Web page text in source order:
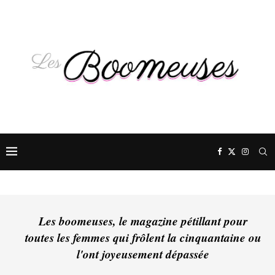
Les boomeuses, le magazine pétillant pour
toutes les femmes qui frôlent la cinquantaine ou
l'ont joyeusement dépassée